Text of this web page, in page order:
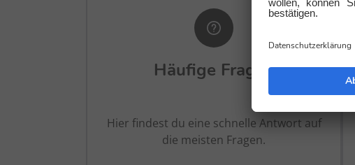
Häufige Fragen
Hier findest du eine schnelle Antwort auf
die meisten Fragen.